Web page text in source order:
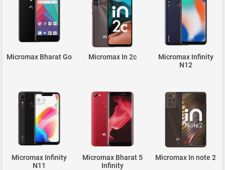
Micromax Bharat Go Micromax In 2c
Micromax Infinity
N12
Micromax Infinity
N11
Micromax Bharat 5
Infinity
Micromax In note 2